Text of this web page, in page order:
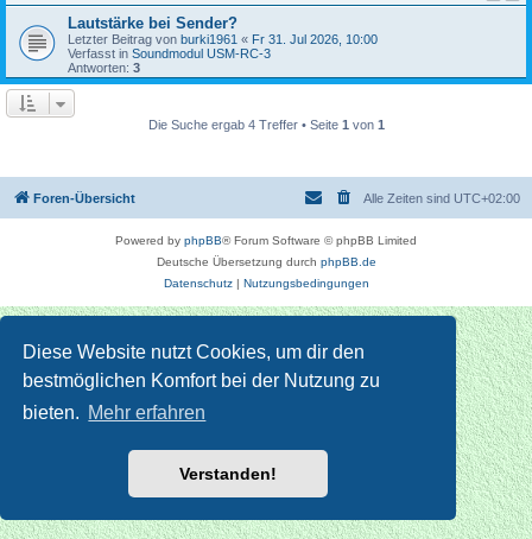
Diese Website nutzt Cookies, um dir den
bestmöglichen Komfort bei der Nutzung zu
bieten. Mehr erfahren
Verstanden!
Lautstärke bei Sender?
Letzter Beitrag von burki1961 « Fr 31. Jul 2026, 10:00
Verfasst in Soundmodul USM-RC-3
Antworten: 3
Die Suche ergab 4 Treffer • Seite 1 von 1
Foren-Übersicht Alle Zeiten sind UTC+02:00
Powered by phpBB® Forum Software © phpBB Limited
Deutsche Übersetzung durch phpBB.de
Datenschutz| Nutzungsbedingungen